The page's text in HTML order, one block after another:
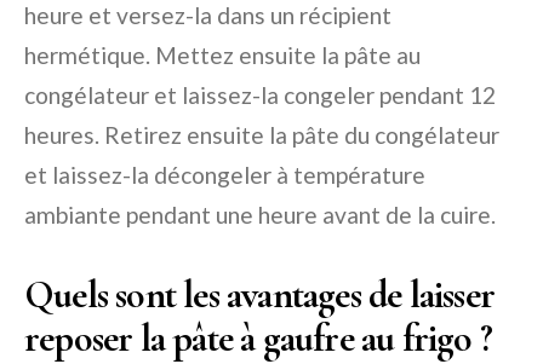
heure et versez-la dans un récipient
hermétique. Mettez ensuite la pâte au
congélateur et laissez-la congeler pendant 12
heures. Retirez ensuite la pâte du congélateur
et laissez-la décongeler à température
ambiante pendant une heure avant de la cuire.
Quels sont les avantages de laisser
reposer la pâte à gaufre au frigo ?